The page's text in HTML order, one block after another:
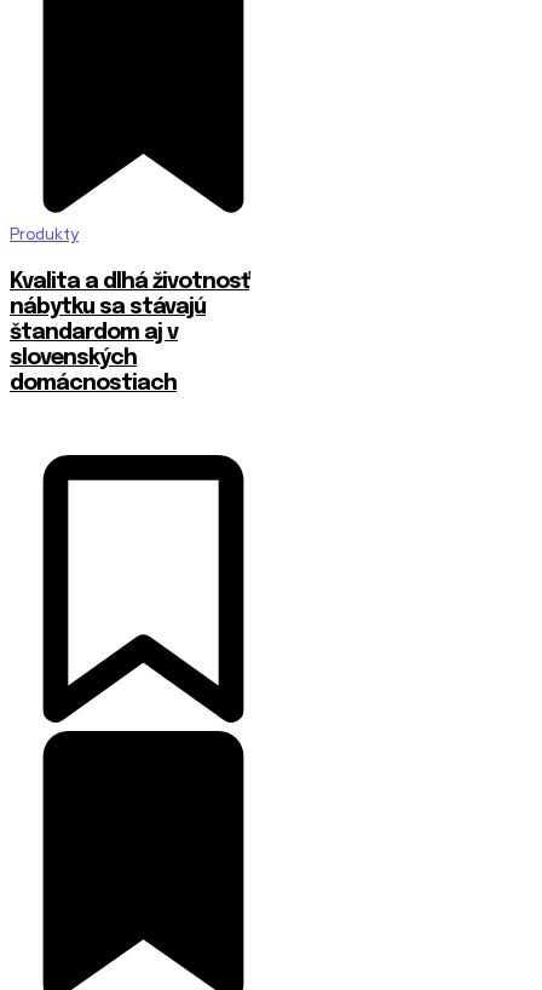
Produkty
​Kvalita a dlhá životnosť
nábytku sa stávajú
štandardom aj v
slovenských
domácnostiach